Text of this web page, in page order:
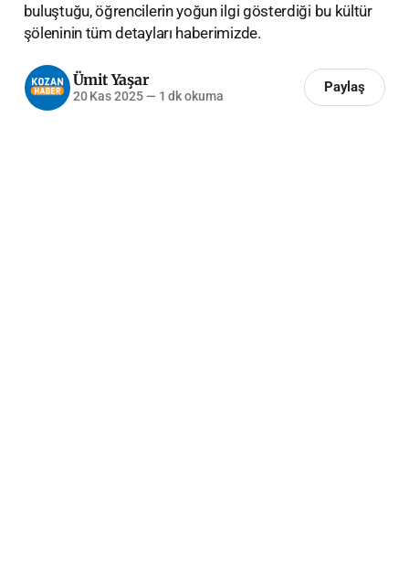
buluştuğu, öğrencilerin yoğun ilgi gösterdiği bu kültür
şöleninin tüm detayları haberimizde.
Ümit Yaşar
20 Kas 2025 — 1 dk okuma
Paylaş